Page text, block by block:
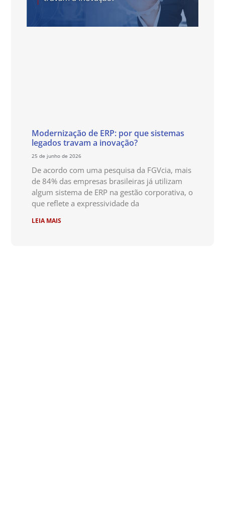
Modernização de ERP: por que sistemas
legados travam a inovação?
25 de junho de 2026
De acordo com uma pesquisa da FGVcia, mais
de 84% das empresas brasileiras já utilizam
algum sistema de ERP na gestão corporativa, o
que reflete a expressividade da
LEIA MAIS